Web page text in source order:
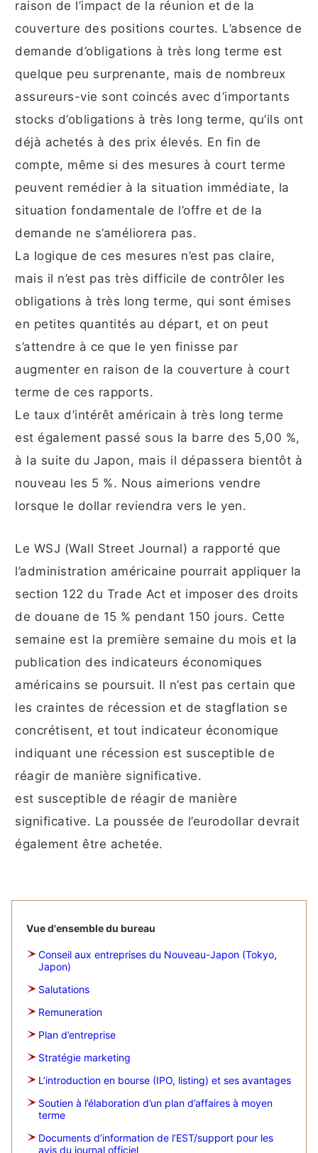
raison de l’impact de la réunion et de la
couverture des positions courtes. L’absence de
demande d’obligations à très long terme est
quelque peu surprenante, mais de nombreux
assureurs-vie sont coincés avec d’importants
stocks d’obligations à très long terme, qu’ils ont
déjà achetés à des prix élevés. En fin de
compte, même si des mesures à court terme
peuvent remédier à la situation immédiate, la
situation fondamentale de l’offre et de la
demande ne s’améliorera pas.
La logique de ces mesures n’est pas claire,
mais il n’est pas très difficile de contrôler les
obligations à très long terme, qui sont émises
en petites quantités au départ, et on peut
s’attendre à ce que le yen finisse par
augmenter en raison de la couverture à court
terme de ces rapports.
Le taux d’intérêt américain à très long terme
est également passé sous la barre des 5,00 %,
à la suite du Japon, mais il dépassera bientôt à
nouveau les 5 %. Nous aimerions vendre
lorsque le dollar reviendra vers le yen.
Le WSJ (Wall Street Journal) a rapporté que
l’administration américaine pourrait appliquer la
section 122 du Trade Act et imposer des droits
de douane de 15 % pendant 150 jours. Cette
semaine est la première semaine du mois et la
publication des indicateurs économiques
américains se poursuit. Il n’est pas certain que
les craintes de récession et de stagflation se
concrétisent, et tout indicateur économique
indiquant une récession est susceptible de
réagir de manière significative.
est susceptible de réagir de manière
significative. La poussée de l’eurodollar devrait
également être achetée.
Vue d'ensemble du bureau
Conseil aux entreprises du Nouveau-Japon (Tokyo,
Japon)
Salutations
Remuneration
Plan d’entreprise
Stratégie marketing
L’introduction en bourse (IPO, listing) et ses avantages
Soutien à l’élaboration d’un plan d’affaires à moyen
terme
Documents d’information de l’EST/support pour les
avis du journal officiel